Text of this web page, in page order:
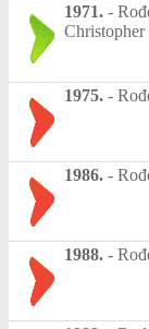
1971. -
1975. -
1986. -
1988. -